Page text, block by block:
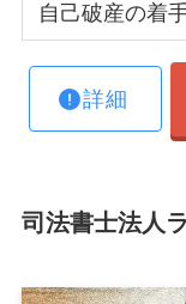
自己破産の着
詳細
司法書士法人